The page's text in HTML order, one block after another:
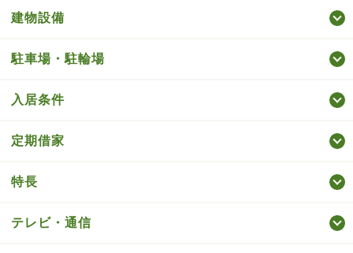
建物設備
駐車場・駐輪場
入居条件
定期借家
特長
テレビ・通信